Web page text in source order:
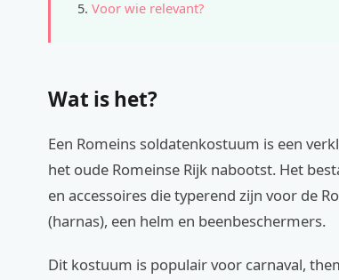
Voor wie relevant?
Wat is het?
Een Romeins soldatenkostuum is een
het oude Romeinse Rijk nabootst. Het
en accessoires die typerend zijn voor de
(harnas), een helm en beenbeschermers.
Dit kostuum is populair voor carnaval,